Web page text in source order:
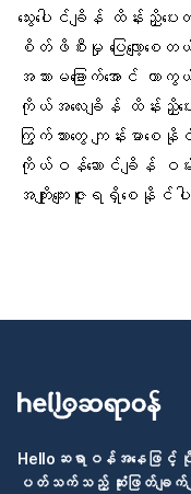
သွေးပေါင်ချိန် ထိန်းညှိပေ
စိတ်ဖိစီးမှု ပြေလျော့စေ
အသားမခြောက်အောင် ကာကွ
ကိုယ်အလေးချိန် ထိန်းညှိပ
ကြွက်သားတွေကျန်းမာစေ
ကိုယ်ဝန်ဆောင်ချိန်
ဝ
အကျိုးကျေးဇူးရရှိစေနိုင်
Helloဆရာဝန်အနေဖြင့် ပိုမို
ပတ်သက်သည့် ဆုံးဖြတ်ချက်မျာ